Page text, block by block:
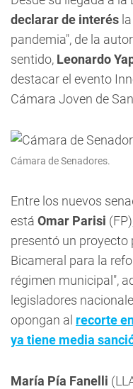
declarar de interés
pandemia", de la
sentido, Leonardo
destacar el evento
Cámara Joven de
Cámara de Senadores.
Entre los nuevos
está Omar Parisi
presentó un proyecto
Bicameral para la
régimen municipal",
legisladores
opongan al recorte
ya tiene media
María Pía Fanelli